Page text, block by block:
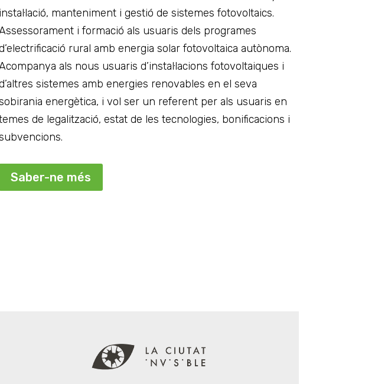
instal·lació, manteniment i gestió de sistemes fotovoltaics.
i formació als usuaris dels programes
rural amb energia solar fotovoltaica autònoma.
als nous usuaris d’instal·lacions fotovoltaiques i
sistemes amb energies renovables en el seva
energètica, i vol ser un referent per als usuaris en
de legalització, estat de les tecnologies, bonificacions i
Saber-ne més